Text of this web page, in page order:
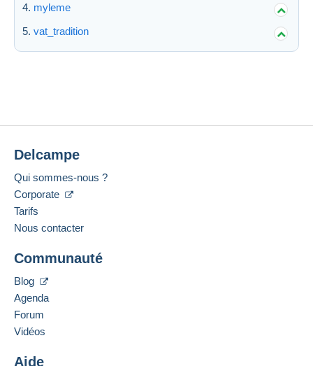
myleme
vat_tradition
Delcampe
Qui sommes-nous ?
Corporate
Tarifs
Nous contacter
Communauté
Blog
Agenda
Forum
Vidéos
Aide